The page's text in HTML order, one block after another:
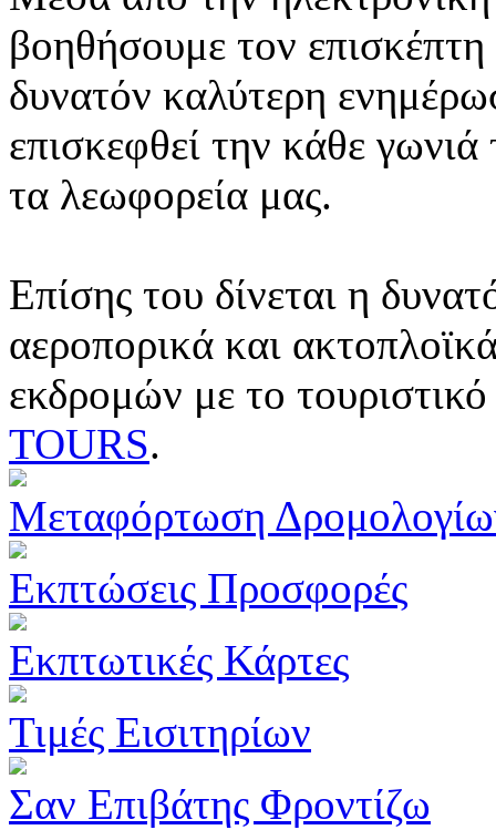
βοηθήσουμε τον
δυνατόν καλύτερη
επισκεφθεί την κάθε
τα λεωφορεία μας.
Επίσης του δίνεται η
αεροπορικά και
εκδρομών με το
TOURS.
Μεταφόρτωση
Εκπτώσεις Προσφορές
Εκπτωτικές Κάρτες
Τιμές Εισιτηρίων
Σαν Επιβάτης Φροντίζω